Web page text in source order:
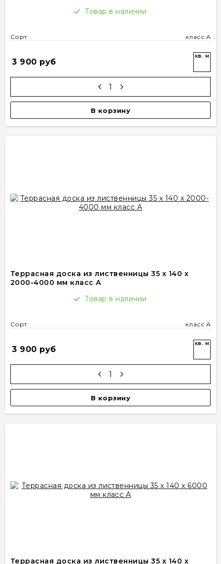
Товар в наличии
Сорт: класс А
3 900 руб
кв. м
В корзину
Террасная доска из лиственницы 35 х 140 х
2000-4000 мм класс А
Товар в наличии
Сорт: класс А
3 900 руб
кв. м
В корзину
Террасная доска из лиственницы 35 х 140 х